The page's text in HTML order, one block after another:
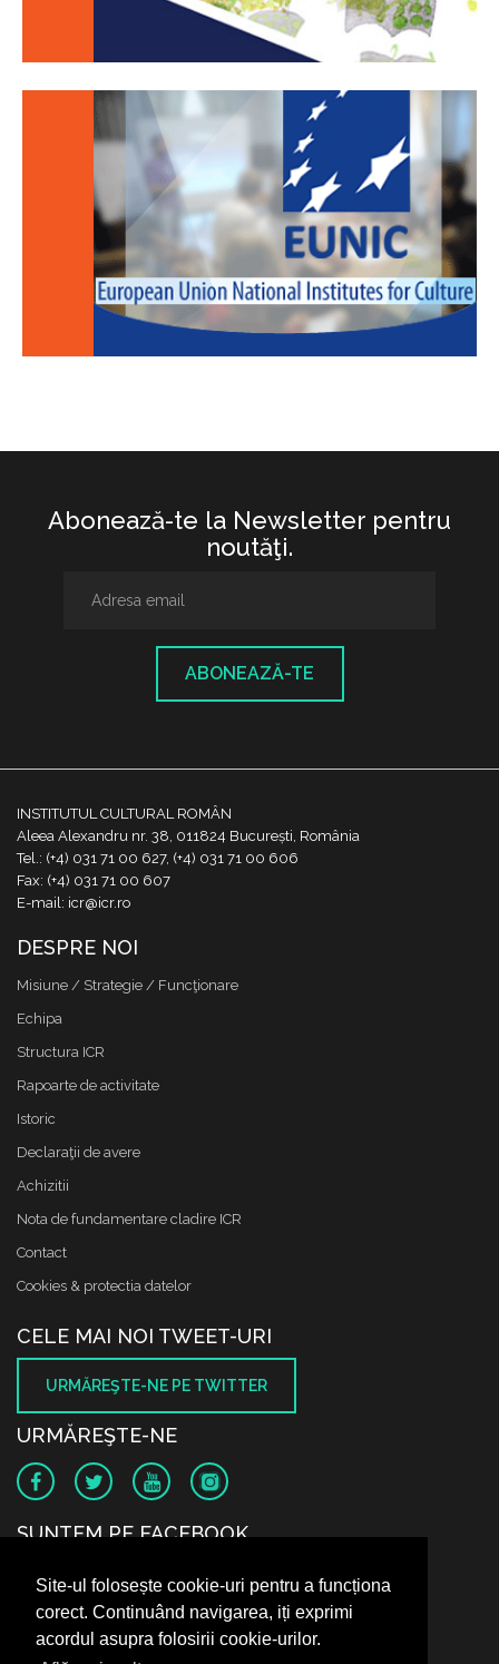
Site-ul folosește cookie-uri pentru a funcționa
corect. Continuând navigarea, iți exprimi
acordul asupra folosirii cookie-urilor.
Abonează-te la Newsletter pentru
noutăţi.
ABONEAZĂ-TE
INSTITUTUL CULTURAL ROMÂN
Aleea Alexandru nr. 38, 011824 București, România
Tel.: (+4) 031 71 00 627, (+4) 031 71 00 606
Fax: (+4) 031 71 00 607
E-mail: icr@icr.ro
DESPRE NOI
Misiune / Strategie / Funcţionare
Echipa
Structura ICR
Rapoarte de activitate
Istoric
Declaraţii de avere
Achizitii
Nota de fundamentare cladire ICR
Contact
Cookies & protectia datelor
CELE MAI NOI TWEET-URI
URMĂREŞTE-NE PE TWITTER
URMĂREŞTE-NE
SUNTEM PE FACEBOOK